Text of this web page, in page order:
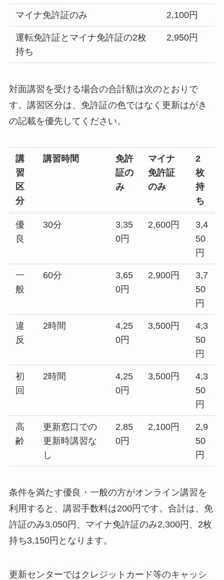
マイナ免許証のみ 2,100円
運転免許証とマイナ免許証の2枚
持ち
2,950円
対面講習を受ける場合の合計額は次のとおりで
す。講習区分は、免許証の色ではなく更新はがき
の記載を優先してください。
講
習
区
分
講習時間
免許
証の
み
マイナ
免許証
のみ
2
枚
持
ち
優
良
30分
3,35
0円
2,600円
3,4
50
円
一
般
60分
3,65
0円
2,900円
3,7
50
円
違
反
2時間
4,25
0円
3,500円
4,3
50
円
初
回
2時間
4,25
0円
3,500円
4,3
50
円
高
齢
更新窓口での
更新時講習な
し
2,85
0円
2,100円
2,9
50
円
条件を満たす優良・一般の方がオンライン講習を
利用すると、講習手数料は200円です。合計は、免
許証のみ3,050円、マイナ免許証のみ2,300円、2枚
持ち3,150円となります。
更新センターではクレジットカード等のキャッシ